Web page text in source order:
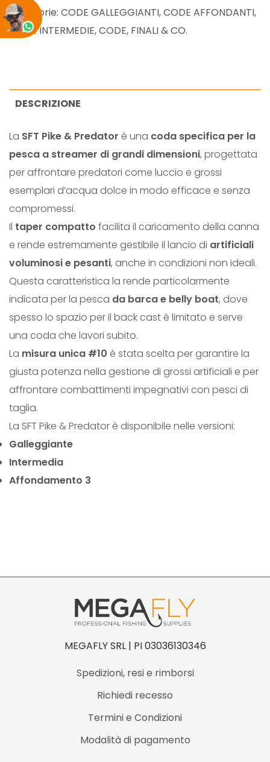
T
P
&
R
E
D
A
T
O
R
q
u
a
n
t
i
t
à
Categorie: CODE GALLEGGIANTI,CODE AFFONDANTI,
CODE INTERMEDIE,CODE, FINALI & CO.
DESCRIZIONE
La SFT Pike & Predator è una coda specifica per la
pesca a streamer di grandi dimensioni, progettata
per affrontare predatori come luccio e grossi
esemplari d’acqua dolce in modo efficace e senza
compromessi.
Il taper compatto facilita il caricamento della canna
e rende estremamente gestibile il lancio di artificiali
voluminosi e pesanti, anche in condizioni non ideali.
Questa caratteristica la rende particolarmente
indicata per la pesca da barca e belly boat, dove
spesso lo spazio per il back cast è limitato e serve
una coda che lavori subito.
La misura unica #10 è stata scelta per garantire la
giusta potenza nella gestione di grossi artificiali e per
affrontare combattimenti impegnativi con pesci di
taglia.
La SFT Pike & Predator è disponibile nelle versioni:
Galleggiante
Intermedia
Affondamento 3
MEGAFLY SRL | PI 03036130346
Spedizioni, resi e rimborsi
Richiedi recesso
Termini e Condizioni
Modalità di pagamento